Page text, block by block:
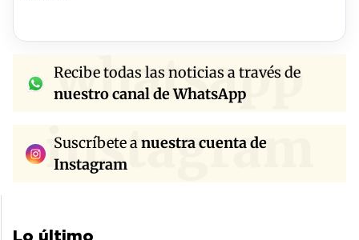
whatsapp
Recibe todas las noticias a través de
nuestro canal de WhatsApp
instagram
Suscríbete anuestra cuenta de
Instagram
Lo último